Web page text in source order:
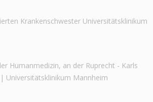
Krankenschwester Universitätsklinikum
Humanmedizin, an der Ruprecht - Karls
Universitätsklinikum Mannheim